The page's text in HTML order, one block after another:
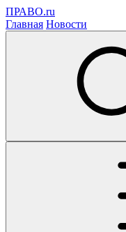
ПРАВО.ru
Главная Новости